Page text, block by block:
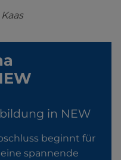
in NEW
beginnt für
spannende